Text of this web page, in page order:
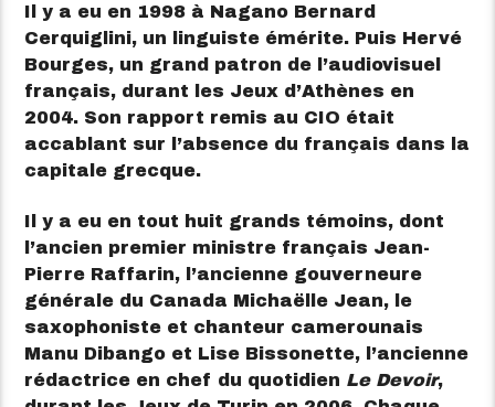
Il y a eu en 1998 à Nagano Bernard
Cerquiglini, un linguiste émérite. Puis Hervé
Bourges, un grand patron de l’audiovisuel
français, durant les Jeux d’Athènes en
2004. Son rapport remis au CIO était
accablant sur l’absence du français dans la
capitale grecque.
Il y a eu en tout huit grands témoins, dont
l’ancien premier ministre français Jean-
Pierre Raffarin, l’ancienne gouverneure
générale du Canada Michaëlle Jean, le
saxophoniste et chanteur camerounais
Manu Dibango et Lise Bissonette, l’ancienne
rédactrice en chef du quotidien Le Devoir,